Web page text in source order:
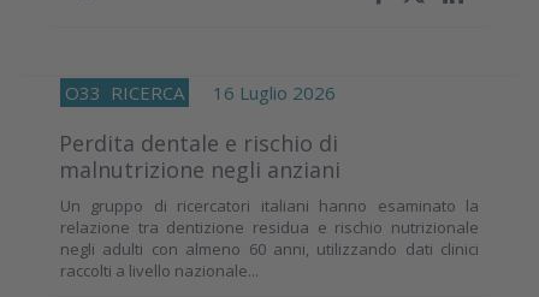
O33 RICERCA 16 Luglio 2026
Perdita dentale e rischio di
malnutrizione negli anziani
Un gruppo di ricercatori italiani hanno esaminato la
relazione tra dentizione residua e rischio nutrizionale
negli adulti con almeno 60 anni, utilizzando dati clinici
raccolti a livello nazionale...